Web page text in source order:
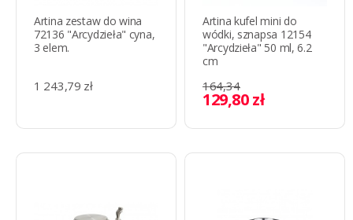
Artina zestaw do wina
72136 "Arcydzieła" cyna,
3 elem.
1 243,79 zł
Artina kufel mini do
wódki, sznapsa 12154
"Arcydzieła" 50 ml, 6.2
cm
164,34
129,80 zł